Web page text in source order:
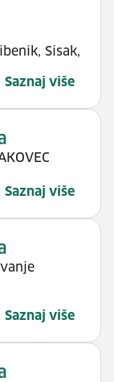
Sisak,
Saznaj više
Saznaj više
Saznaj više